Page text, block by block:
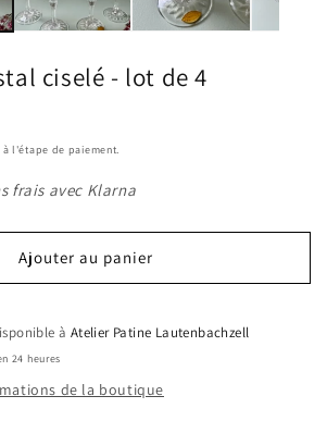
ciselé - lot de 4
l'étape de paiement.
frais avec Klarna
Ajouter au panier
à Atelier Patine Lautenbachzell
24 heures
de la boutique